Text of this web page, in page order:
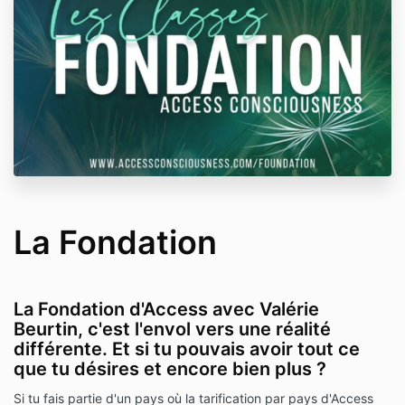
La Fondation
La Fondation d'Access avec Valérie
Beurtin, c'est l'envol vers une réalité
différente. Et si tu pouvais avoir tout ce
que tu désires et encore bien plus ?
Si tu fais partie d'un pays où la tarification par pays d'Access